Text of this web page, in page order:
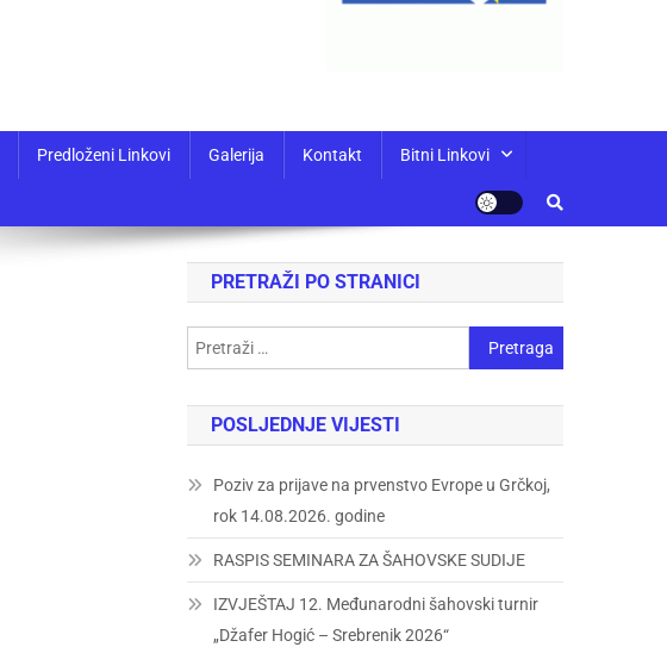
Predloženi Linkovi Galerija Kontakt Bitni Linkovi
PRETRAŽI PO STRANICI
POSLJEDNJE VIJESTI
Poziv za prijave na prvenstvo Evrope u Grčkoj,
rok 14.08.2026. godine
RASPIS SEMINARA ZA ŠAHOVSKE SUDIJE
IZVJEŠTAJ 12. Međunarodni šahovski turnir
„Džafer Hogić – Srebrenik 2026“